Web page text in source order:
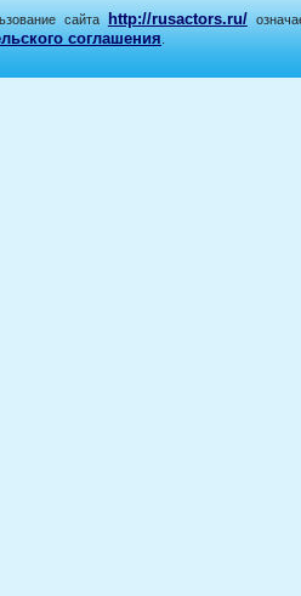
сайта http://rusactors.ru/
соглашения